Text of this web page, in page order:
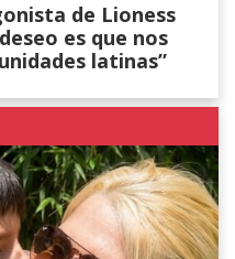
de Lioness
es que nos
latinas”